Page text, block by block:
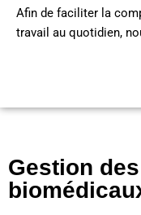
Afin de faciliter la
travail au quotidien,
Gestion